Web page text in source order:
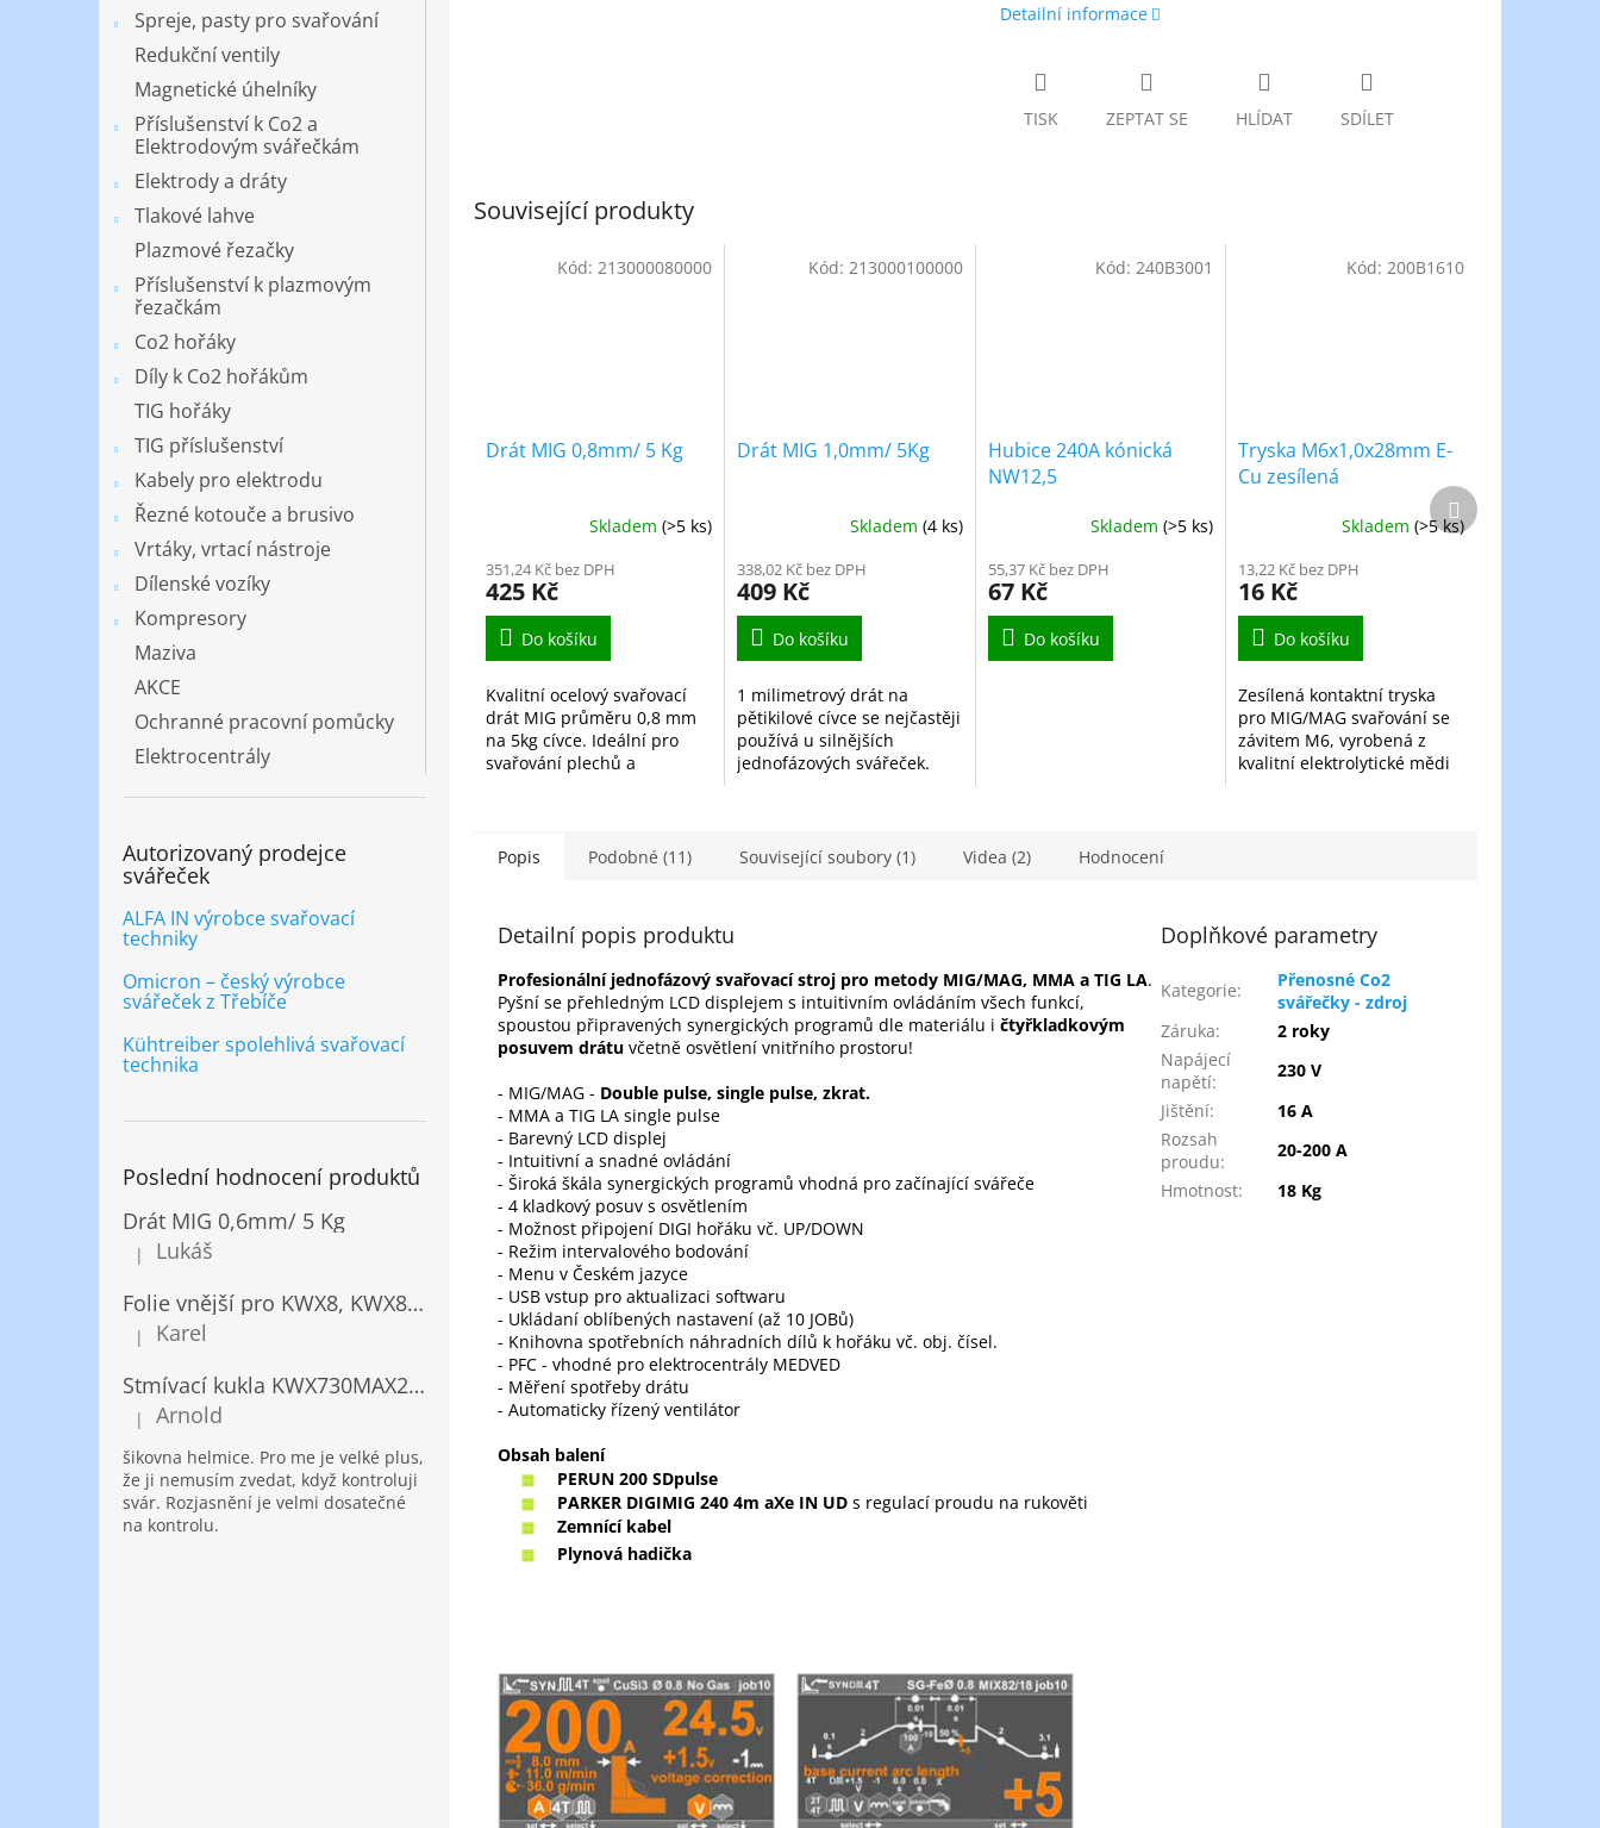
Spreje, pasty pro svařování
Redukční ventily
Magnetické úhelníky
Příslušenství k Co2 a
Elektrodovým svářečkám
Elektrody a dráty
Tlakové lahve
Plazmové řezačky
Příslušenství k plazmovým
řezačkám
Co2 hořáky
Díly k Co2 hořákům
TIG hořáky
TIG příslušenství
Kabely pro elektrodu
Řezné kotouče a brusivo
Vrtáky, vrtací nástroje
Dílenské vozíky
Kompresory
Maziva
AKCE
Ochranné pracovní pomůcky
Elektrocentrály
Autorizovaný prodejce
svářeček
ALFA IN výrobce svařovací
techniky
Omicron – český výrobce
svářeček z Třebíče
Kühtreiber spolehlivá svařovací
technika
Poslední hodnocení produktů
Drát MIG 0,6mm/ 5 Kg
Hodnocení produktu je 5 z 5 hvězdiček.
|
Lukáš
Folie vnější pro KWX8, KWX820/ 10ks
Hodnocení produktu je 5 z 5 hvězdiček.
|
Karel
Stmívací kukla KWX730MAX2,5!® + NANOClean
Hodnocení produktu je 5 z 5 hvězdiček.
| Arnold
šikovna helmice. Pro me je velké plus,
že ji nemusím zvedat, když kontroluji
svár. Rozjasnění je velmi dosatečné
na kontrolu.
Detailní informace
TISK ZEPTAT SE HLÍDAT SDÍLET
Související produkty
Drát MIG 0,8mm/ 5 Kg
Skladem (>5 ks)
351,24 Kč bez DPH
425 Kč
Do košíku
Kvalitní ocelový svařovací
drát MIG průměru 0,8 mm
na 5kg cívce. Ideální pro
svařování plechů a
oblouk a...
Kód: 213000080000
Drát MIG 1,0mm/ 5Kg
Skladem (4 ks)
338,02 Kč bez DPH
409 Kč
Do košíku
1 milimetrový drát na
pětikilové cívce se nejčastěji
používá u silnějších
jednofázových svářeček.
Kód: 213000100000
Hubice 240A kónická
NW12,5
Skladem(>5 ks)
55,37 Kč bez DPH
67 Kč
Do košíku
Kód: 240B3001
Tryska M6x1,0x28mm E-
Cu zesílená
Skladem (>5 ks)
13,22 Kč bez DPH
16 Kč
Do košíku
Zesílená kontaktní tryska
pro MIG/MAG svařování se
závitem M6, vyrobená z
kvalitní elektrolytické mědi
Kód: 200B1610
Další
produkt
Popis Podobné (11) Související soubory (1) Videa (2) Hodnocení
Detailní popis produktu
Profesionální jednofázový svařovací stroj pro metody MIG/MAG, MMA a TIG LA.
Pyšní se přehledným LCD displejem s intuitivním ovládáním všech funkcí,
spoustou připravených synergických programů dle materiálu i čtyřkladkovým
posuvem drátu včetně osvětlení vnitřního prostoru!
- MIG/MAG - Double pulse, single pulse, zkrat.
- MMA a TIG LA single pulse
- Barevný LCD displej
- Intuitivní a snadné ovládání
- Široká škála synergických programů vhodná pro začínající svářeče
- 4 kladkový posuv s osvětlením
- Možnost připojení DIGI hořáku vč. UP/DOWN
- Režim intervalového bodování
- Menu v Českém jazyce
- USB vstup pro aktualizaci softwaru
- Ukládaní oblíbených nastavení (až 10 JOBů)
- Knihovna spotřebních náhradních dílů k hořáku vč. obj. čísel.
- PFC - vhodné pro elektrocentrály MEDVED
- Měření spotřeby drátu
- Automaticky řízený ventilátor
Obsah balení
PERUN 200 SDpulse
PARKER DIGIMIG 240 4m aXe IN UD s regulací proudu na rukověti
Zemnící kabel
Plynová hadička
Doplňkové parametry
Kategorie:
Přenosné Co2
svářečky - zdroj
Záruka:
2 roky
Napájecí
napětí:
230 V
Jištění:
16 A
Rozsah
proudu:
20-200 A
Hmotnost: 18 Kg